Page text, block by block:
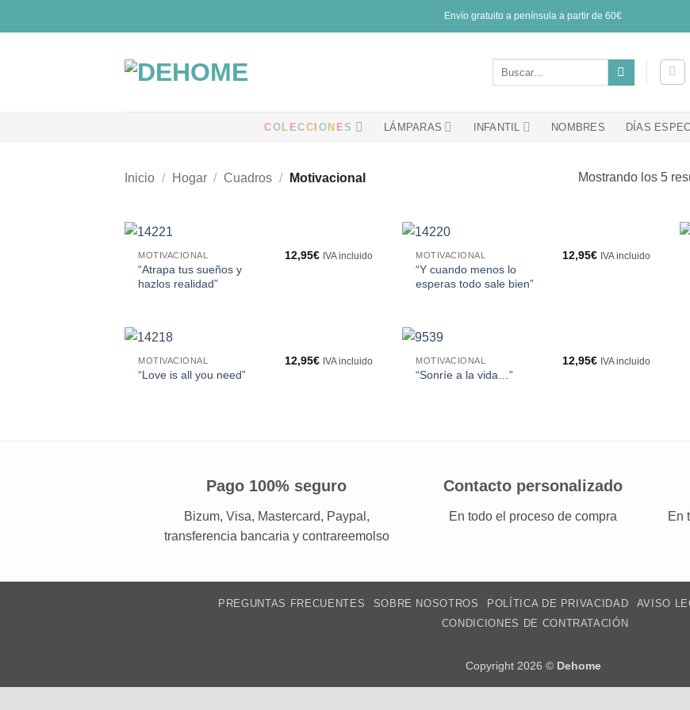
Envío gratuito a península a partir de 60€
COL ECCI ON ES LÁMPARAS INFANTIL NOMBRES DÍAS
Inicio / Hogar / Cuadros / Motivacional Mostrando los 5
MOTIVACIONAL
“Atrapa tus sueños y
hazlos realidad”
12,95€ IVA incluido MOTIVACIONAL
“Y cuando menos lo
esperas todo sale bien”
12,95€ IVA incluido
MOTIVACIONAL
“Love is all you need”
12,95€ IVA incluido MOTIVACIONAL
“Sonríe a la vida…”
12,95€ IVA incluido
Pago 100% seguro
Bizum, Visa, Mastercard, Paypal,
transferencia bancaria y contrareemolso
Contacto personalizado
En todo el proceso de compra En
PREGUNTAS FRECUENTES SOBRE NOSOTROS POLÍTICA DE PRIVACIDAD AVISO
CONDICIONES DE CONTRATACIÓN
Copyright 2026 © Dehome